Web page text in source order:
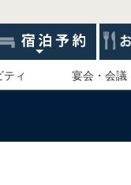
ィ 宴会・会議